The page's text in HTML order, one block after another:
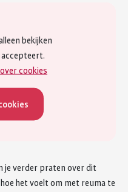
bekijken
accepteert.
cookies
je verder praten over dit
het voelt om met reuma te